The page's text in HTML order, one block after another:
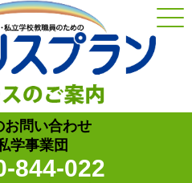
お問い合わせ
学事業団
844-022